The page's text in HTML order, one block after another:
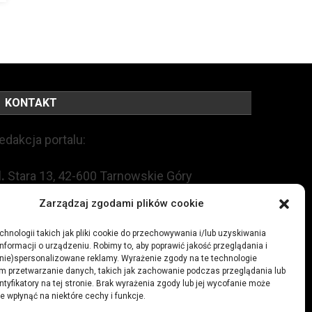
Zarządzaj zgodami plików cookie
takich jak pliki cookie do przechowywania i/lub uzyskiwania
o urządzeniu. Robimy to, aby poprawić jakość przeglądania i
reklamy. Wyrażenie zgody na te technologie
przetwarzanie danych, takich jak zachowanie podczas przeglądania lub
na tej stronie. Brak wyrażenia zgody lub jej wycofanie może
wpłynąć na niektóre cechy i funkcje.
KONTAKT
portalu:
Stara 13, 42-600 Tarnowskie Góry
+48 509 547 822
redakcja@czytamiwiem.pl
biuro@czytamiwiem.pl